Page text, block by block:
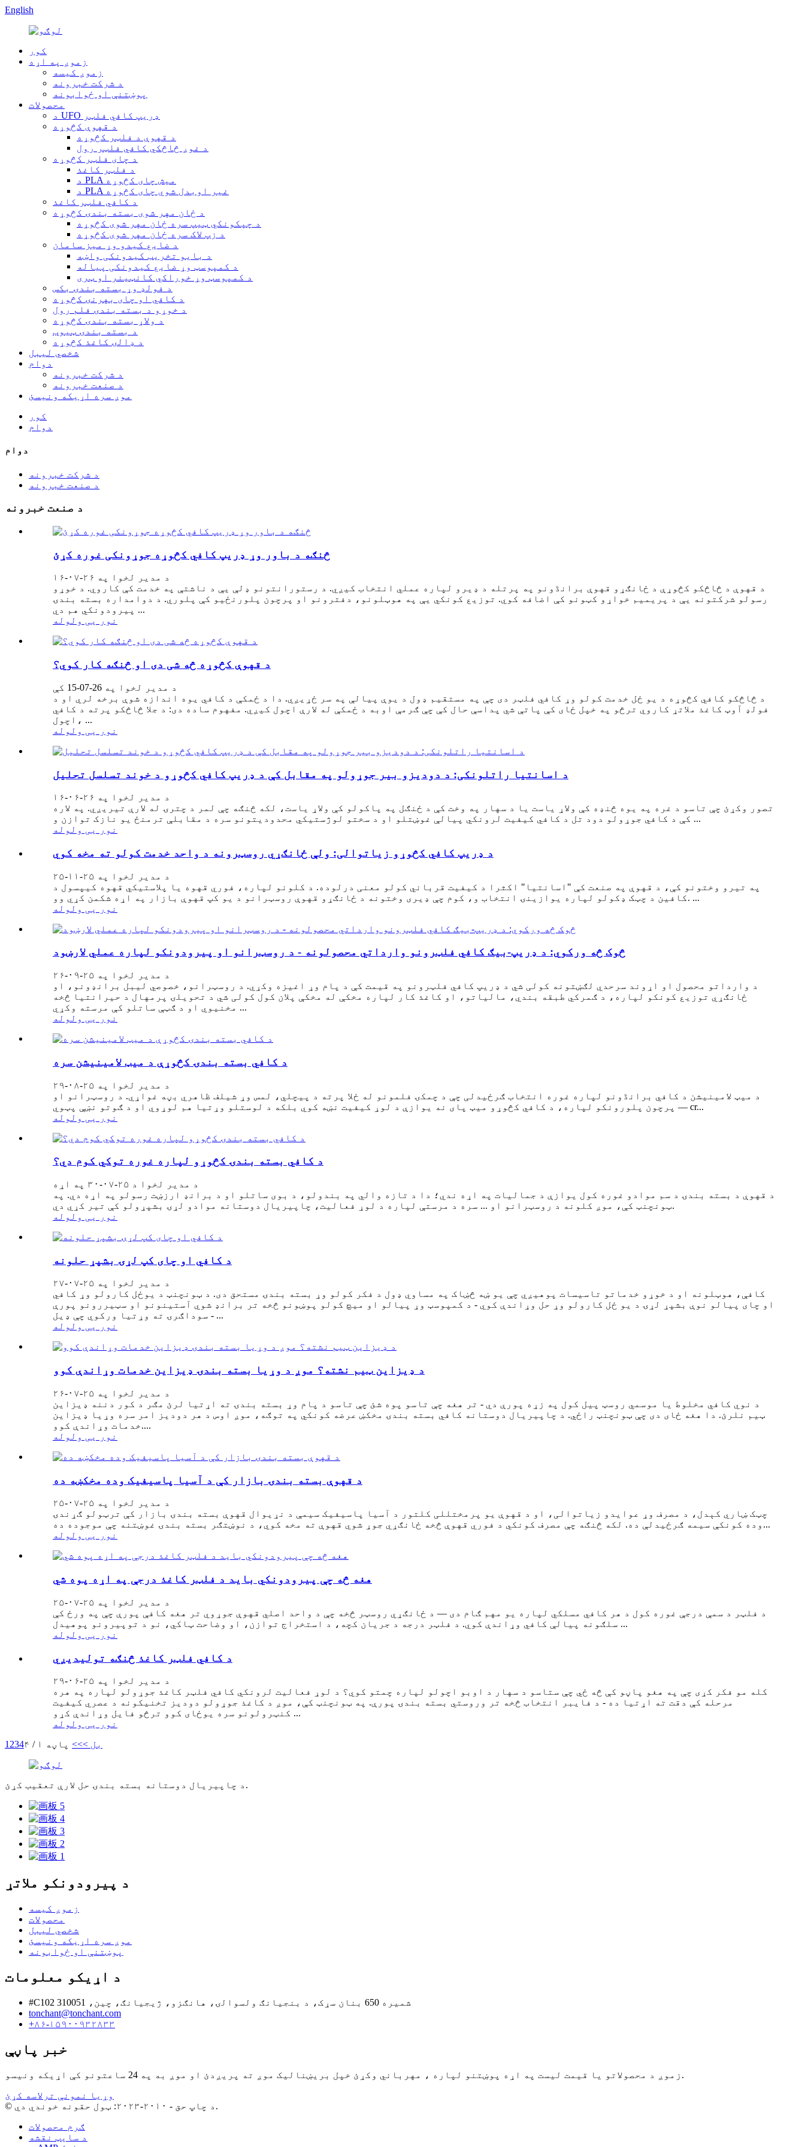
English
کور
زموږ په اړه
زموږ کیسه
د شرکت خبرونه
پوښتنې او ځوابونه
محصولات
د UFO ډریپ کافي فلټر
د قهوې کڅوړه
د قهوې د فلټر کڅوړه
د غوږ څاڅکي کافي فلټر رول
د چای فلټر کڅوړه
د فلټر کاغذ
د PLA میش چای کڅوړه
د PLA غیر اوبدل شوي چای کڅوړه
د کافي فلټر کاغذ
د ځان مهر شوی بسته بندۍ کڅوړه
د چپکونکي ټیپ سره ځان مهر شوی کڅوړه
د زپ لاک سره ځان مهر شوی کڅوړه
د ضایع کیدو وړ میز سامان
د بایو تخریب کیدونکی واښه
د کمپوسټ وړ ضایع کیدونکی پیاله
د کمپوسټ وړ خوراکي کانټینر او ټری
د فولډ وړ بسته بندۍ بکس
د کافي او چای بهرنۍ کڅوړه
د خوړو د بسته بندۍ فلم رول
د ولاړ بسته بندۍ کڅوړه
د بسته بندۍ ټیوب
د ډالۍ کاغذ کڅوړه
شخصي لیبل
دوام
د شرکت خبرونه
د صنعت خبرونه
موږ سره اړیکه ونیسئ
کور
دوام
دوام
د شرکت خبرونه
د صنعت خبرونه
د صنعت خبرونه
څنګه د باور وړ ډریپ کافي کڅوړه جوړونکی غوره کړئ
د مدیر لخوا په ۲۶-۰۷-۱۶
د قهوې د څاڅکو کڅوړې د ځانګړو قهوې برانڈونو په پرتله د ډیرو لپاره عملي انتخاب کیږي. د رستورانتونو ډلې یې د ناشتې په خدمت کې کاروي. د خوړو
رسولو شرکتونه یې د پریمیم خواړو کټونو کې اضافه کوي. توزیع کونکي یې په هوټلونو، دفترونو او پرچون پلورنځیو کې پلوري. د دوامداره بسته بندۍ
پیرودونکي هم دي ...
نور یی ولوله
د قهوې کڅوړه څه شی دی او څنګه کار کوي؟
د مدیر لخوا په 26-07-15 کې
د څاڅکو کافي کڅوړه د یو ځل خدمت کولو وړ کافي فلټر دی چې په مستقیم ډول د یوې پیالې په سر ځړیږي. دا د ځمکې د کافي یوه اندازه شوې برخه لري او د
فولډ آوټ کاغذ ملاتړ کاروي ترڅو په خپل ځای کې پاتې شي پداسې حال کې چې ګرمې اوبه د ځمکې له لارې اچول کیږي. مفهوم ساده دی: د جلا څاڅکو پرته د کافي
اچول، ...
نور یی ولوله
د اسانتیا راتلونکی: د دودیزو بیر جوړولو په مقابل کې د ډریپ کافي کڅوړو د خوند تسلسل تحلیل
د مدیر لخوا په ۲۶-۰۶-۱۶
تصور وکړئ چې تاسو د غره په یوه څنډه کې ولاړ یاست یا د سهار په وخت کې د ځنګل په پاکولو کې ولاړ یاست، لکه څنګه چې لمر د چترۍ له لارې تیریږي. په لاره
کې د کافي جوړولو دود تل د کافي کیفیت لرونکي پیالې غوښتلو او د سختو لوژستیکي محدودیتونو سره د مقابلې ترمنځ یو نازک توازن و ...
نور یی ولوله
د ډریپ کافي کڅوړو زیاتوالی: ولې ځانګړي روسټرونه د واحد خدمت کولو ته مخه کوي
د مدیر لخوا په ۲۵-۱۱-۲۵
په تیرو وختونو کې، د قهوې په صنعت کې "اسانتیا" اکثرا د کیفیت قرباني کولو معنی درلوده. د کلونو لپاره، فوري قهوه یا پلاستيکي قهوه کیپسول د
کافین د چټک ډکولو لپاره یوازینۍ انتخاب و، کوم چې ډیری وختونه د ځانګړو قهوې روسټرانو د یو کپ قهوې بازار په اړه شکمن کړي وو. ...
نور یی ولوله
څوک څه ورکوي: د ډریپ-بیګ کافي فلټرونو وارداتي محصولونه - د روسټرانو او پیرودونکو لپاره عملي لارښود
د مدیر لخوا په ۲۵-۰۹-۲۶
د وارداتو محصول او اړوند سرحدي لګښتونه کولی شي د ډریپ کافي فلټرونو په قیمت کې د پام وړ اغیزه وکړي. د روسټرانو، خصوصي لیبل برانډونو، او
ځانګړي توزیع کونکو لپاره، د ګمرکي طبقه بندي، مالیاتو، او کاغذ کار لپاره مخکې له مخکې پلان کول کولی شي د تحویلۍ پرمهال د حیرانتیا څخه
مخنیوي او د ګټې ساتلو کې مرسته وکړي ...
نور یی ولوله
د کافي بسته بندۍ کڅوړې د میټ لامینیشن سره
د مدیر لخوا په ۲۵-۰۸-۲۹
د میټ لامینیشن د کافي برانڈونو لپاره غوره انتخاب ګرځیدلی چې د چمکۍ فلمونو له ځلا پرته د پیچلي، لمس وړ شیلف ظاهري بڼه غواړي. د روسټرانو او
پرچون پلورونکو لپاره، د کافي کڅوړو میټ پای نه یوازې د لوړ کیفیت نښه کوي بلکه د لوستلو وړتیا هم لوړوي او د ګوتو نښې پټوي — cr...
نور یی ولوله
د کافي بسته بندۍ کڅوړو لپاره غوره توکي کوم دي؟
د مدیر لخوا د ۲۵-۰۷-۳۰ په اړه
د قهوې د بسته بندۍ د سم موادو غوره کول یوازې د جمالیات په اړه ندي؛ دا د تازه والي په بندولو، د بوی ساتلو او د برانډ ارزښت رسولو په اړه دي. په
ټونچنټ کې، موږ کلونه د روسټرانو او ... سره د مرستې لپاره د لوړ فعالیت، چاپیریال دوستانه موادو لړۍ بشپړولو کې تیر کړي دي.
نور یی ولوله
د کافي او چای کپ لړۍ بشپړ حلونه
د مدیر لخوا په ۲۵-۰۷-۲۷
کافې، هوټلونه او د خوړو خدماتو تاسیسات پوهیږي چې یو ښه څښاک په مساوي ډول د فکر کولو وړ بسته بندۍ مستحق دی. د ټونچنټ د یوځل کارولو وړ کافي
او چای پیالو نوې بشپړ لړۍ د یو ځل کارولو وړ حل وړاندې کوي - د کمپوسټ وړ پیالو او میچ کولو پوښونو څخه تر برانډ شوي آستینونو او سټیررونو پورې
- سوداګرۍ ته وړتیا ورکوي چې ډیل ...
نور یی ولوله
د ډیزاین ټیم نشته؟ موږ د وړیا بسته بندۍ ډیزاین خدمات وړاندې کوو
د مدیر لخوا په ۲۵-۰۷-۲۶
د نوي کافي مخلوط یا موسمي روسټ پیل کول په زړه پورې دي - تر هغه چې تاسو پوه شئ چې تاسو د پام وړ بسته بندۍ ته اړتیا لرئ مګر د کور دننه ډیزاین
ټیم نلرئ. دا هغه ځای دی چې ټونچنټ راځي. د چاپیریال دوستانه کافي بسته بندۍ مخکښ عرضه کونکي په توګه، موږ اوس د هر دودیز امر سره وړیا ډیزاین
خدمات وړاندې کوو....
نور یی ولوله
د قهوې بسته بندۍ بازار کې د آسیا پاسیفیک وده مخکښه ده
د مدیر لخوا په ۲۵-۰۷-۲۵
چټک ښاري کېدل، د مصرف وړ عوایدو زیاتوالی، او د قهوې یو پرمختللی کلتور د آسیا پاسیفیک سیمې د نړیوال قهوې بسته بندۍ بازار کې ترټولو ګړندۍ
وده کونکې سیمه ګرځیدلې ده. لکه څنګه چې مصرف کونکي د فوري قهوې څخه ځانګړي جوړ شوي قهوې ته مخه کوي، د نوښتګر بسته بندۍ غوښتنه چې موجوده ده...
نور یی ولوله
هغه څه چې پیرودونکي باید د فلټر کاغذ درجې په اړه پوه شي
د مدیر لخوا په ۲۵-۰۷-۲۵
د فلټر د سمې درجې غوره کول د هر کافي مسلکي لپاره یو مهم ګام دی — د ځانګړي روسټر څخه چې د واحد اصلي قهوې جوړوي تر هغه کافې پورې چې په ورځ کې
سلګونه پیالې کافي وړاندې کوي. د فلټر درجه د جریان کچه، د استخراج توازن، او وضاحت ټاکي، نو د توپیرونو پوهیدل ...
نور یی ولوله
د کافي فلټر کاغذ څنګه تولیدیږي
د مدیر لخوا په ۲۵-۰۶-۲۹
کله مو فکر کړی چې په هغو پاڼو کې څه ځي چې ستاسو د سهار د اوبو اچولو لپاره چمتو کوي؟ د لوړ فعالیت لرونکي کافي فلټر کاغذ جوړولو لپاره په هره
مرحله کې دقت ته اړتیا ده - د فایبر انتخاب څخه تر وروستي بسته بندۍ پورې. په ټونچنټ کې، موږ د کاغذ جوړولو دودیز تخنیکونه د عصري کیفیت
کنټرولونو سره یوځای کوو ترڅو فایل وړاندې کړو ...
نور یی ولوله
1 234 بل >>> پاڼه ۱ / ۴
د چاپیریال دوستانه بسته بندۍ حل لارې تعقیب کړئ.
د پیرودونکو ملاتړ
زموږ کیسه
محصولات
شخصي لیبل
موږ سره اړیکه ونیسئ
پوښتنې او ځوابونه
د اړیکو معلومات
#C102 شمیره 650 بنان سړک، د بنجیانګ ولسوالۍ، هانګزو، ژیجیانګ، چین، 310051
tonchant@tonchant.com
+۸۶-۱۵۹۰۰۹۳۲۸۳۳
خبر پاڼې
زموږ د محصولاتو یا قیمت لیست په اړه پوښتنو لپاره ، مهرباني وکړئ خپل بریښنالیک موږ ته پریږدئ او موږ به په 24 ساعتونو کې اړیکه ونیسو.
وړیا نمونې ترلاسه کړئ
© د چاپ حق - ۲۰۱۰-۲۰۲۳: ټول حقونه خوندي دي.
ګرم محصولات
د سایټ نقشه